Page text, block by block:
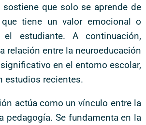
sostiene que solo se aprende de
tiene un valor emocional o
estudiante. A continuación,
relación entre la neuroeducación
en el entorno escolar,
estudios recientes.
actúa como un vínculo entre la
pedagogía. Se fundamenta en la